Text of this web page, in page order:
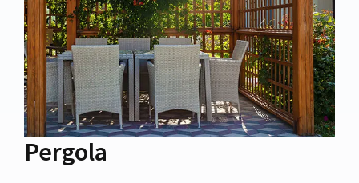
Pergola